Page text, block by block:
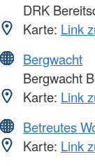
DRK
Karte: Link
Bergwacht
Bergwacht
Karte: Link
Betreutes
Karte: Link